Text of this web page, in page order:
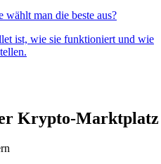
man die beste aus?
ist, wie sie funktioniert und wie
Krypto-Marktplatz